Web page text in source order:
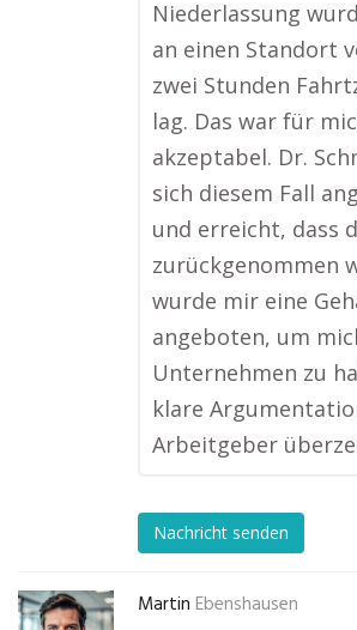
Niederlassung
an einen Standort
zwei Stunden
lag. Das war für
akzeptabel. Dr.
sich diesem Fall
und erreicht, dass
zurückgenommen
wurde mir eine
angeboten, um
Unternehmen zu
klare
Arbeitgeber
Nachricht senden
Martin Ebenshausen